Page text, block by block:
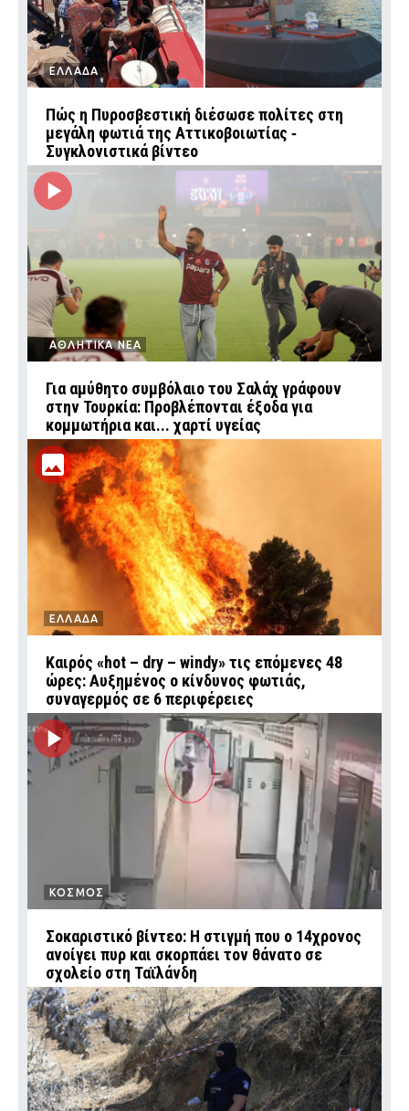
ΕΛΛΑΔΑ
Πώς η Πυροσβεστική διέσωσε πολίτες στη
μεγάλη φωτιά της Αττικοβοιωτίας ‑
Συγκλονιστικά βίντεο
ΑΘΛΗΤΙΚΑ ΝΕΑ
Για αμύθητο συμβόλαιο του Σαλάχ γράφουν
στην Τουρκία: Προβλέπονται έξοδα για
κομμωτήρια και... χαρτί υγείας
ΕΛΛΑΔΑ
Καιρός «hot – dry – windy» τις επόμενες 48
ώρες: Αυξημένος ο κίνδυνος φωτιάς,
συναγερμός σε 6 περιφέρειες
ΚΟΣΜΟΣ
Σοκαριστικό βίντεο: Η στιγμή που ο 14χρονος
ανοίγει πυρ και σκορπάει τον θάνατο σε
σχολείο στη Ταϊλάνδη